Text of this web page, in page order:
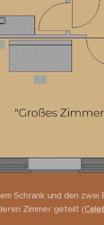
Schrank und den
Zimmer geteilt (